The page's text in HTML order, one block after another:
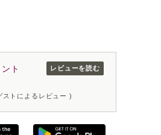
ト
トによるレビュー )
レビューを読む